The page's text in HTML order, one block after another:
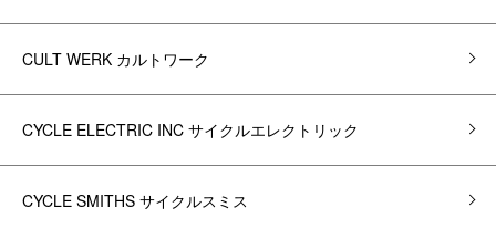
CULT WERK カルトワーク
CYCLE ELECTRIC INC サイクルエレクトリック
CYCLE SMITHS サイクルスミス